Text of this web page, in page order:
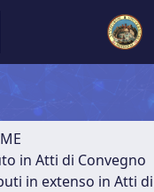
in Atti di Convegno
in extenso in Atti